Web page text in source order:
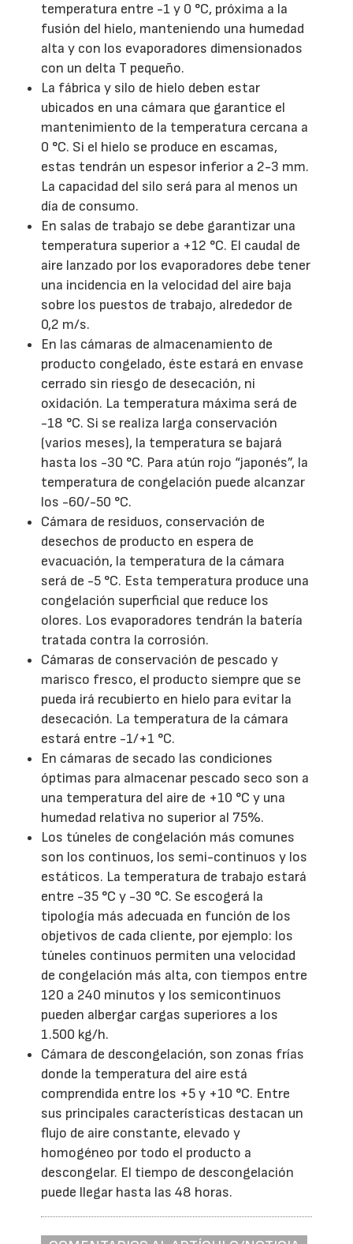
temperatura entre -1 y 0 °C, próxima a la
fusión del hielo, manteniendo una humedad
alta y con los evaporadores dimensionados
con un delta T pequeño.
La fábrica y silo de hielo deben estar
ubicados en una cámara que garantice el
mantenimiento de la temperatura cercana a
0 °C. Si el hielo se produce en escamas,
estas tendrán un espesor inferior a 2-3 mm.
La capacidad del silo será para al menos un
día de consumo.
En salas de trabajo se debe garantizar una
temperatura superior a +12 °C. El caudal de
aire lanzado por los evaporadores debe tener
una incidencia en la velocidad del aire baja
sobre los puestos de trabajo, alrededor de
0,2 m/s.
En las cámaras de almacenamiento de
producto congelado, éste estará en envase
cerrado sin riesgo de desecación, ni
oxidación. La temperatura máxima será de
-18 °C. Si se realiza larga conservación
(varios meses), la temperatura se bajará
hasta los -30 °C. Para atún rojo “japonés”, la
temperatura de congelación puede alcanzar
los -60/-50 °C.
Cámara de residuos, conservación de
desechos de producto en espera de
evacuación, la temperatura de la cámara
será de -5 °C. Esta temperatura produce una
congelación superficial que reduce los
olores. Los evaporadores tendrán la batería
tratada contra la corrosión.
Cámaras de conservación de pescado y
marisco fresco, el producto siempre que se
pueda irá recubierto en hielo para evitar la
desecación. La temperatura de la cámara
estará entre -1/+1 °C.
En cámaras de secado las condiciones
óptimas para almacenar pescado seco son a
una temperatura del aire de +10 °C y una
humedad relativa no superior al 75%.
Los túneles de congelación más comunes
son los continuos, los semi-continuos y los
estáticos. La temperatura de trabajo estará
entre -35 °C y -30 °C. Se escogerá la
tipología más adecuada en función de los
objetivos de cada cliente, por ejemplo: los
túneles continuos permiten una velocidad
de congelación más alta, con tiempos entre
120 a 240 minutos y los semicontinuos
pueden albergar cargas superiores a los
1.500 kg/h.
Cámara de descongelación, son zonas frías
donde la temperatura del aire está
comprendida entre los +5 y +10 °C. Entre
sus principales características destacan un
flujo de aire constante, elevado y
homogéneo por todo el producto a
descongelar. El tiempo de descongelación
puede llegar hasta las 48 horas.